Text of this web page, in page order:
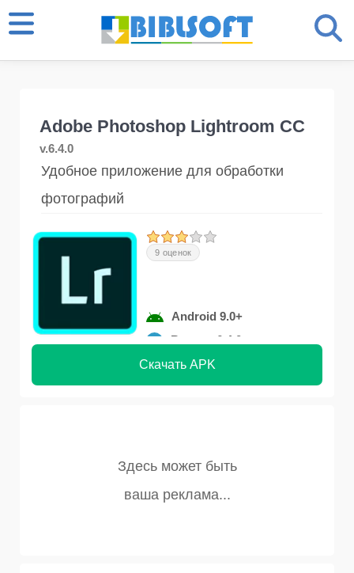
Adobe Photoshop Lightroom CC
v.6.4.0
Удобное приложение для обработки
фотографий
9 оценок
Android 9.0+
Версия 6.4.0
Скачать APK